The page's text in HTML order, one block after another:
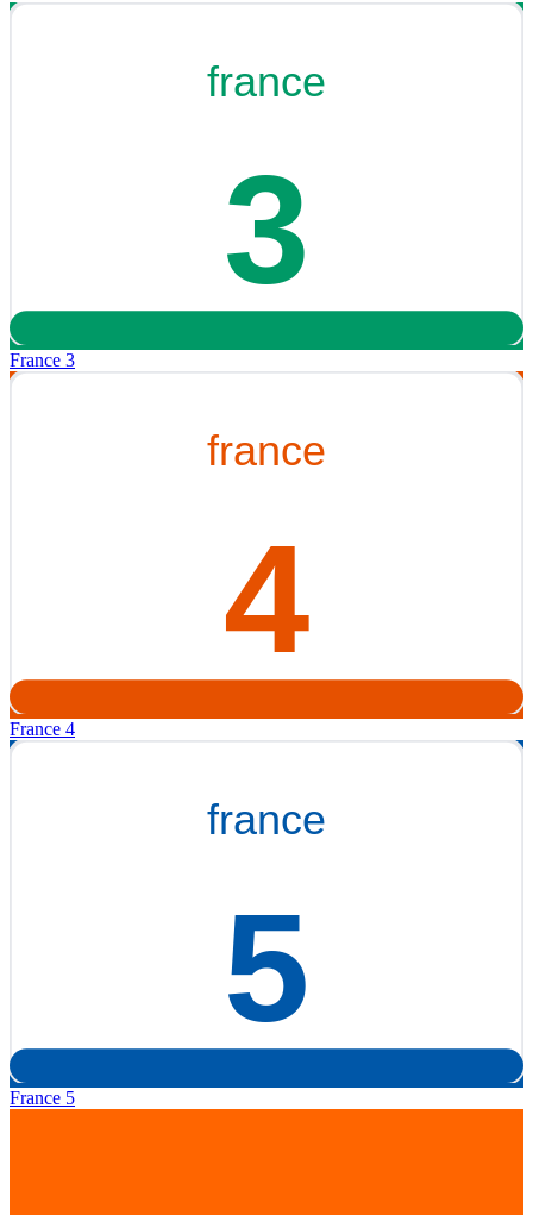
France 3
France 4
France 5